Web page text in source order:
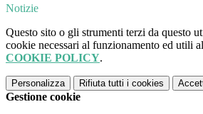
Notizie
Questo sito o gli strumenti terzi da questo
cookie necessari al funzionamento ed utili
COOKIE POLICY.
Personalizza Rifiuta tutti i cookies
Gestione cookie